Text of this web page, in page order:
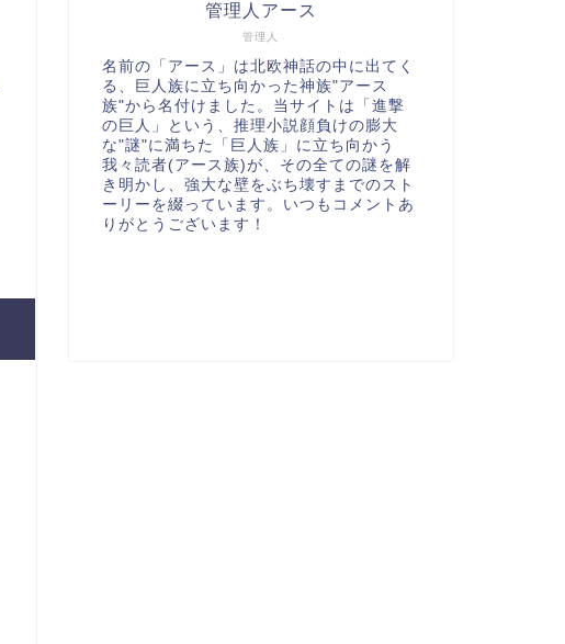
管理人
管理人アース
名前の「アース」は北欧神話の中に出てく
る、巨人族に立ち向かった神族"アース
族"から名付けました。当サイトは「進撃
の巨人」という、推理小説顔負けの膨大
な"謎"に満ちた「巨人族」に立ち向かう
我々読者(アース族)が、その全ての謎を解
き明かし、強大な壁をぶち壊すまでのスト
ーリーを綴っています。いつもコメントあ
りがとうございます！